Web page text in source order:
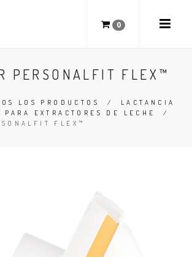
0
PERSONALFIT FLEX™
LOS PRODUCTOS / LACTANCIA
PARA EXTRACTORES DE LECHE
/
FLEX™